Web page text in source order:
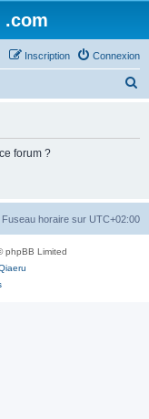
.com
Connexion
Inscription
h
forum ?
Fuseau horaire sur UTC+02:00
phpBB Limited